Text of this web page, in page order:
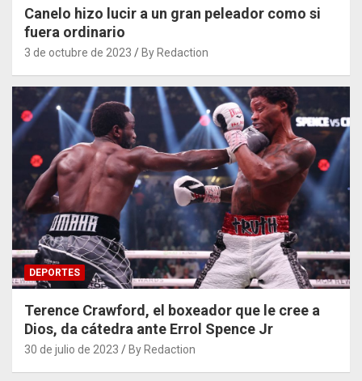
Canelo hizo lucir a un gran peleador como si
fuera ordinario
3 de octubre de 2023 By Redaction
DEPORTES
Terence Crawford, el boxeador que le cree a
Dios, da cátedra ante Errol Spence Jr
30 de julio de 2023 By Redaction